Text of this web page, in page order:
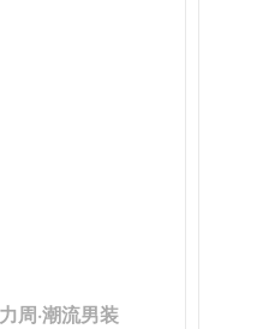
周·潮流男装